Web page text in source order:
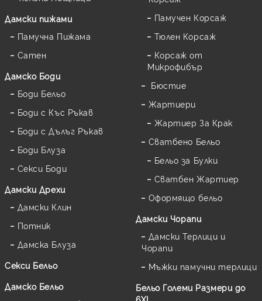
Дамски пижами
Памучна Пижама
Сатен
Дамскo Боди
Боди Бельо
Боди с Къс Ръкав
Боди с Дълъг Ръкав
Боди Блуза
Секси Боди
Дамски Дрехи
Дамски Клин
Потник
Дамска Блуза
Секси Бельо
Дамско Бельо
Памучен Корсаж
Тюлен Корсаж
Корсаж от
Микрофибър
Бюстие
Жартиери
Жартиер За Крак
Сватбено Бельо
Бельо за Булки
Сватбен Жартиер
Оформящо бельо
Дамски Чорапи
Дамски Терлици и
Чорапи
Мъжки памучни терлици
Бельо Големи Размери до